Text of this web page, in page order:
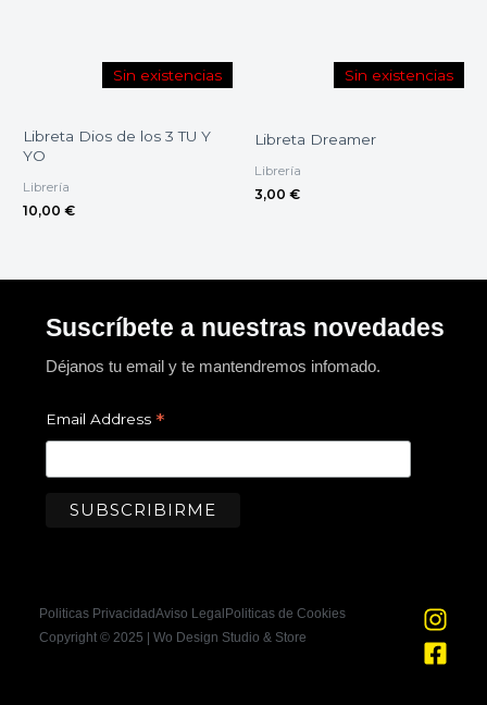
Sin existencias
Libreta Dios de los 3 TU Y
YO
Librería
10,00 €
Sin existencias
Libreta Dreamer
Librería
3,00 €
Suscríbete a nuestras novedades
Déjanos tu email y te mantendremos infomado.
Email Address *
Politicas PrivacidadAviso Legal Politicas de Cookies
Copyright © 2025 | Wo Design Studio & Store
I
n
s
F
a
c